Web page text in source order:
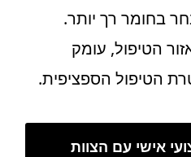
בחומר רך יותר.
הטיפול, עומק
הטיפול הספציפית.
אישי עם הצוות